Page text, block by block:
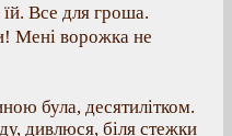
Все для гроша.
Мені ворожка не
була, десятилітком.
дивлюся, біля стежки